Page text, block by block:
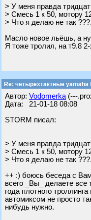
> У меня правда
> Смесь 1 к 50, мотору
> Что я делаю не так
Масло новое льёшь, а
Я тоже тролил, на т9.8
Re: четырехтактные
Автор: Vodomerka (---
Дата: 21-01-18 08:08
STORM писал:
> У меня правда
> Смесь 1 к 50, мотору
> Что я делаю не так
++ :) боюсь беседа с
всего _Вы_ делаете все
года плотного
автомиксом не просто
нибудь нужно.